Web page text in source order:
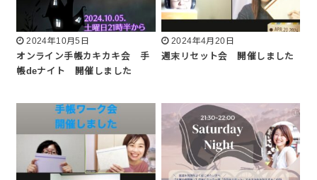
2024年10月5日
オンライン手帳カキカキ会 手
帳deナイト 開催しました
2024年4月20日
週末リセット会 開催しました